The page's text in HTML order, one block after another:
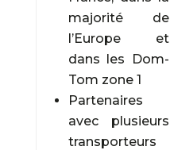
majorité de
l’Europe et
dans les Dom-
Tom zone 1
Partenaires
avec plusieurs
transporteurs